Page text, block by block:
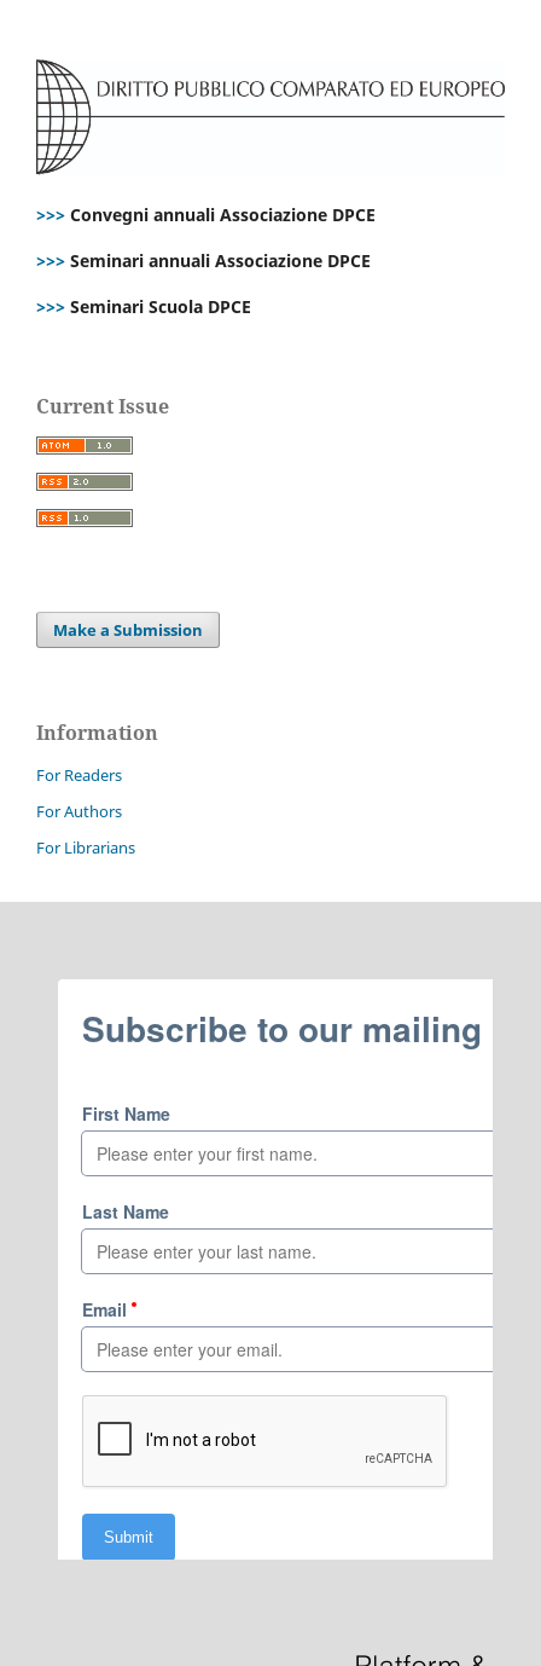
>>> Convegni annuali Associazione DPCE
>>> Seminari annuali Associazione DPCE
>>> Seminari Scuola DPCE
Current Issue
Make a Submission
Information
For Readers
For Authors
For Librarians